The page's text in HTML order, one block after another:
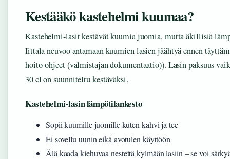
Kestääkö kastehelmi kuumaa?
Kastehelmi-lasit kestävät kuumia juomia, mutta äkillisiä
Iittala neuvoo antamaan kuumien lasien jäähtyä ennen
hoito-ohjeet (valmistajan dokumentaatio)). Lasin paksuus
30 cl on suunniteltu kestäväksi.
Kastehelmi-lasin lämpötilankesto
Sopii kuumille juomille kuten kahvi ja tee
Ei sovellu uunin eikä avotulen käyttöön
Älä kaada kiehuvaa nestettä kylmään lasiin – se voi